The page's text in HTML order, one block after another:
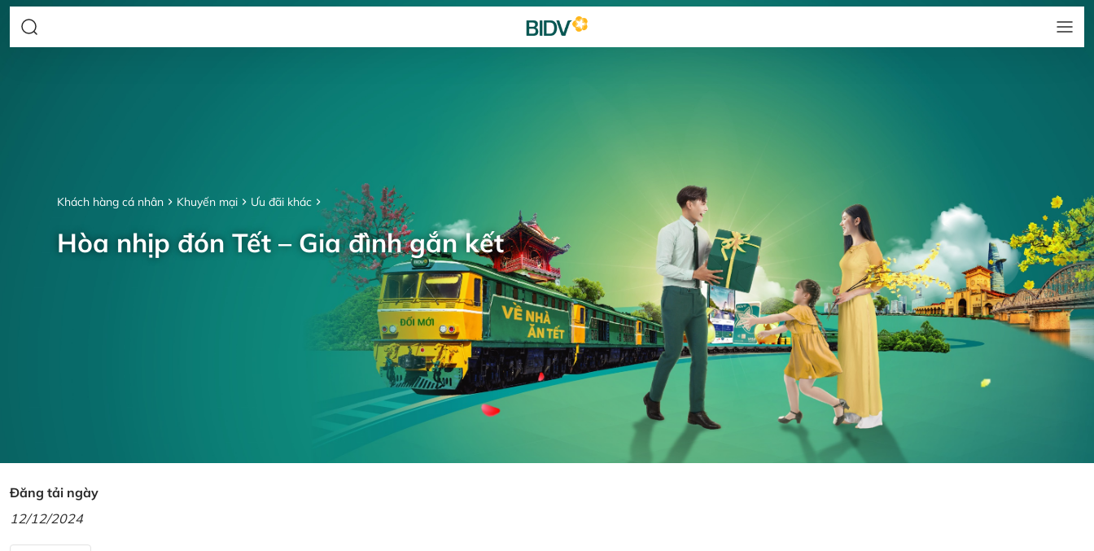
Khách hàng cá nhân Khuyến mại Ưu đãi khác
Hòa nhịp đón Tết – Gia đình gắn kết
Đăng tải ngày
12/12/2024